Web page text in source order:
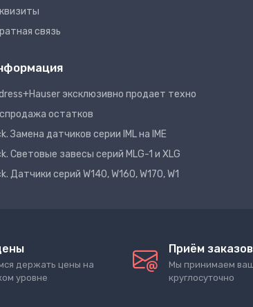
связь
эксклюзивно продает техно
остатков
Замена датчиков серии IML на IME
Световые завесы серий MLG-1 и XLG
Датчики серий W140, W160, W170, W1
держать цены на
уровне
Приём
Мы принимаем
круглосуточно